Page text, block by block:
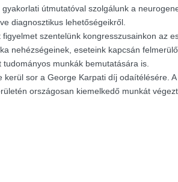
útmutatóval szolgálunk a
diagnosztikus lehetőségeikről.
figyelmet szentelünk kongresszusainkon az
nehézségeinek, eseteink kapcsán
tudományos munkák bemutatására is.
kerül sor a George Karpati díj odaítélésére.
országosan kiemelkedő munkát